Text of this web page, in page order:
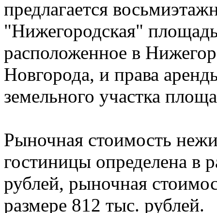
предлагается
"Нижегородская"
расположенное в
Новгорода, и права
земельного участка
Рыночная стоимость
гостиницы определена в
рублей, рыночная
размере 812 тыс. рублей.